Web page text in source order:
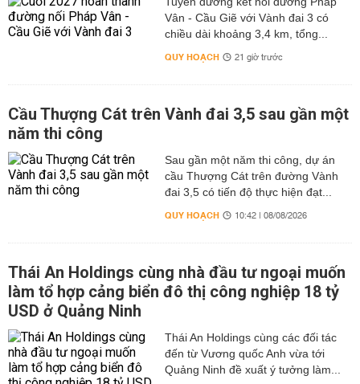
Vân - Cầu Giẽ với Vành đai 3 có
chiều dài khoảng 3,4 km, tổng...
QUY HOẠCH 21 giờ trước
Cầu Thượng Cát trên Vành đai 3,5 sau gần một
năm thi công
Sau gần một năm thi công, dự án
cầu Thượng Cát trên đường Vành
đai 3,5 có tiến độ thực hiện đạt...
QUY HOẠCH 10:42 | 08/08/2026
Thái An Holdings cùng nhà đầu tư ngoại muốn
làm tổ hợp cảng biển đô thị công nghiệp 18 tỷ
USD ở Quảng Ninh
Thái An Holdings cùng các đối tác
đến từ Vương quốc Anh vừa tới
Quảng Ninh đề xuất ý tưởng làm...